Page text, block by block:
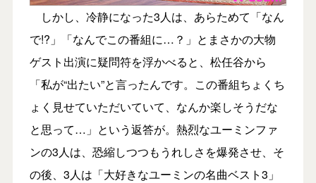
しかし、冷静になった3人は、あらためて「なん
で!?」「なんでこの番組に…？」とまさかの大物
ゲスト出演に疑問符を浮かべると、松任谷から
「私が“出たい”と言ったんです。この番組ちょくち
ょく見せていただいていて、なんか楽しそうだな
と思って…」という返答が。熱烈なユーミンファ
ンの3人は、恐縮しつつもうれしさを爆発させ、そ
の後、3人は「大好きなユーミンの名曲ベスト3」